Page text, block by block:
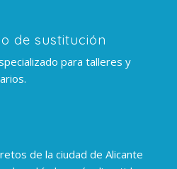
de sustitución
para talleres y
de la ciudad de Alicante